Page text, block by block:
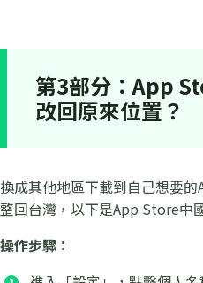
第3部分：App
改回原來位置？
換成其他地區下載到自己想要
整回台灣，以下是App Store中
操作步驟：